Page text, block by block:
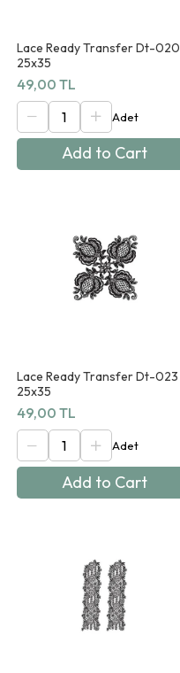
Lace Ready Transfer Dt-020
25x35
49,00 TL
Add to Cart
Lace Ready Transfer Dt-023
25x35
49,00 TL
Add to Cart